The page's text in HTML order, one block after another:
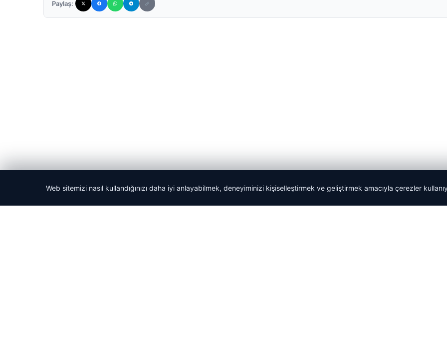
Paylaş:
Web sitemizi nasıl kullandığınızı daha iyi anlayabilmek, deneyiminizi kişiselleştirmek ve geliştirmek amacıyla çerezler